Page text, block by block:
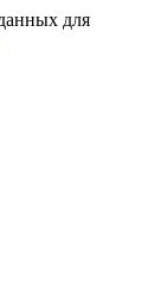
для